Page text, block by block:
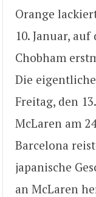
Orange
10. Januar,
Chobham
Die
Freitag, den
McLaren am
Barcelona
japanische
an McLaren